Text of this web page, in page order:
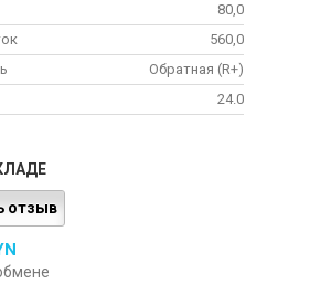
80,0
560,0
Обратная (R+)
24.0
отзыв